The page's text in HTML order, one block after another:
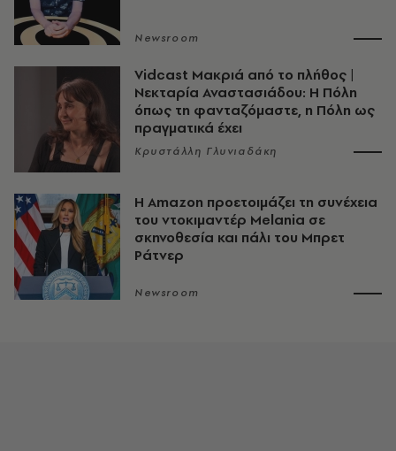
Newsroom
Vidcast Μακριά από το πλήθος |
Νεκταρία Αναστασιάδου: Η Πόλη
όπως τη φανταζόμαστε, η Πόλη ως
πραγματικά έχει
Κρυστάλλη Γλυνιαδάκη
Η Amazon προετοιμάζει τη συνέχεια
του ντοκιμαντέρ Melania σε
σκηνοθεσία και πάλι του Μπρετ
Ράτνερ
Newsroom